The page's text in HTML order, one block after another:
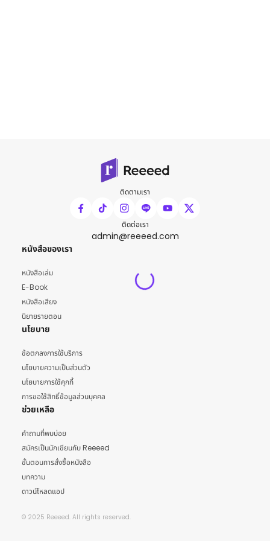
ติดตามเรา
ติดต่อเรา
admin@reeeed.com
หนังสือของเรา
หนังสือเล่ม
E-Book
หนังสือเสียง
นิยายรายตอน
นโยบาย
ข้อตกลงการใช้บริการ
นโยบายความเป็นส่วนตัว
นโยบายการใช้คุกกี้
การขอใช้สิทธิ์ข้อมูลส่วนบุคคล
ช่วยเหลือ
คำถามที่พบบ่อย
สมัครเป็นนักเขียนกับ Reeeed
ขั้นตอนการสั่งซื้อหนังสือ
บทความ
ดาวน์โหลดแอป
© 2025 Reeeed. All rights reserved.